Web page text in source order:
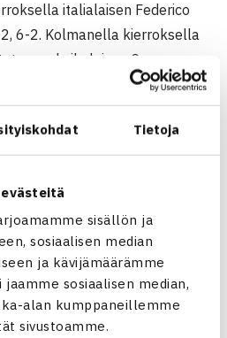
Tietoja
sisällön ja
sosiaalisen median
ja kävijämäärämme
jaamme sosiaalisen median,
alan kumppaneillemme
sivustoamme.
italialaisen Federico
6-2. Kolmanella kierroksella
meksikolaisen Cesar
ja Ramirez eivät ole
poikien nelinpelin voittajat,
ensimmäisellä kierroksella
Filip Krajinovicin luvuin 6-
vastaan asettuu kroatialaispari